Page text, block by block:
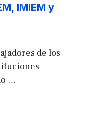
IMIEM y
de los
…